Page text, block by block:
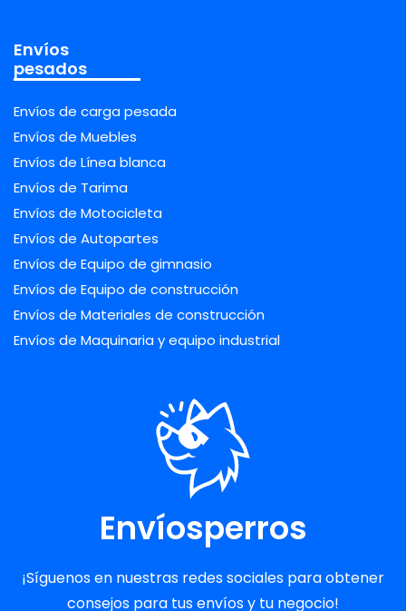
Envíos
pesados
Envíos de carga pesada
Envíos de Muebles
Envíos de Línea blanca
Envíos de Tarima
Envíos de Motocicleta
Envíos de Autopartes
Envíos de Equipo de gimnasio
Envíos de Equipo de construcción
Envíos de Materiales de construcción
Envíos de Maquinaria y equipo industrial
Envíosperros
¡Síguenos en nuestras redes sociales para obtener
consejos para tus envíos y tu negocio!